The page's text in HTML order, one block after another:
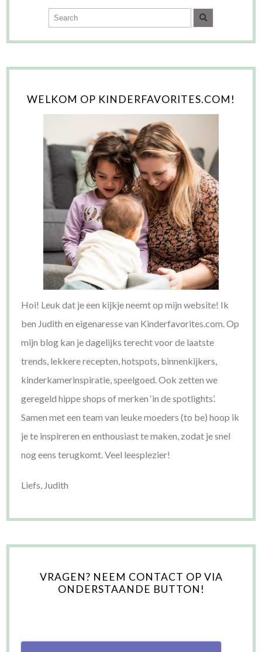
WELKOM OP KINDERFAVORITES.COM!
Hoi! Leuk dat je een kijkje neemt op mijn website! Ik
ben Judith en eigenaresse van Kinderfavorites.com. Op
mijn blog kan je dagelijks terecht voor de laatste
trends, lekkere recepten, hotspots, binnenkijkers,
kinderkamerinspiratie, speelgoed. Ook zetten we
geregeld hippe shops of merken ‘in de spotlights’.
Samen met een team van leuke moeders (to be) hoop ik
je te inspireren en enthousiast te maken, zodat je snel
nog eens terugkomt. Veel leesplezier!
Liefs, Judith
VRAGEN? NEEM CONTACT OP VIA
ONDERSTAANDE BUTTON!